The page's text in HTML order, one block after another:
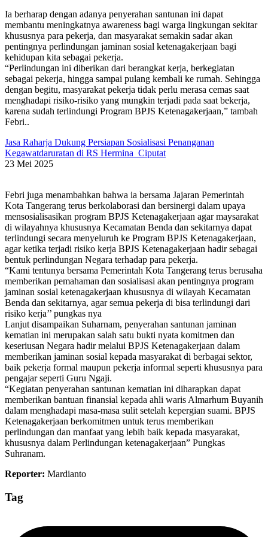
Ia berharap dengan adanya penyerahan santunan ini dapat
membantu meningkatnya awareness bagi warga lingkungan sekitar
khususnya para pekerja, dan masyarakat semakin sadar akan
pentingnya perlindungan jaminan sosial ketenagakerjaan bagi
kehidupan kita sebagai pekerja.
“Perlindungan ini diberikan dari berangkat kerja, berkegiatan
sebagai pekerja, hingga sampai pulang kembali ke rumah. Sehingga
dengan begitu, masyarakat pekerja tidak perlu merasa cemas saat
menghadapi risiko-risiko yang mungkin terjadi pada saat bekerja,
karena sudah terlindungi Program BPJS Ketenagakerjaan,” tambah
Febri..
Jasa Raharja Dukung Persiapan Sosialisasi Penanganan
Kegawatdaruratan di RS Hermina Ciputat
23 Mei 2025
Febri juga menambahkan bahwa ia bersama Jajaran Pemerintah
Kota Tangerang terus berkolaborasi dan bersinergi dalam upaya
mensosialisasikan program BPJS Ketenagakerjaan agar maysarakat
di wilayahnya khususnya Kecamatan Benda dan sekitarnya dapat
terlindungi secara menyeluruh ke Program BPJS Ketenagakerjaan,
agar ketika terjadi risiko kerja BPJS Ketenagakerjaan hadir sebagai
bentuk perlindungan Negara terhadap para pekerja.
“Kami tentunya bersama Pemerintah Kota Tangerang terus berusaha
memberikan pemahaman dan sosialisasi akan pentingnya program
jaminan sosial ketenagakerjaan khususnya di wilayah Kecamatan
Benda dan sekitarnya, agar semua pekerja di bisa terlindungi dari
risiko kerja’’ pungkas nya
Lanjut disampaikan Suharnam, penyerahan santunan jaminan
kematian ini merupakan salah satu bukti nyata komitmen dan
keseriusan Negara hadir melalui BPJS Ketenagakerjaan dalam
memberikan jaminan sosial kepada masyarakat di berbagai sektor,
baik pekerja formal maupun pekerja informal seperti khususnya para
pengajar seperti Guru Ngaji.
“Kegiatan penyerahan santunan kematian ini diharapkan dapat
memberikan bantuan finansial kepada ahli waris Almarhum Buyanih
dalam menghadapi masa-masa sulit setelah kepergian suami. BPJS
Ketenagakerjaan berkomitmen untuk terus memberikan
perlindungan dan manfaat yang lebih baik kepada masyarakat,
khususnya dalam Perlindungan ketenagakerjaan” Pungkas
Suhranam.
Reporter: Mardianto
Tag